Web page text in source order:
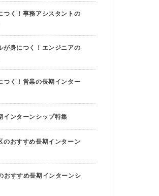
つく！事務アシスタントの
が身につく！エンジニアの
つく！営業の長期インター
インターンシップ特集
のおすすめ長期インターン
おすすめ長期インターンシ